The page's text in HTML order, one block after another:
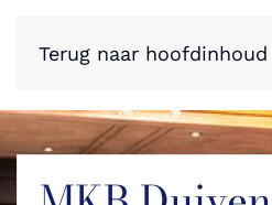
Terug naar hoofdinhoud